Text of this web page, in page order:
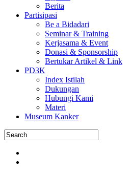
Berita
Partisipasi
Be a Bidadari
Seminar & Training
Kerjasama & Event
Donasi & Sponsorship
Bertukar Artikel & Link
PD3K
Index Istilah
Dukungan
Hubungi Kami
Materi
Museum Kanker